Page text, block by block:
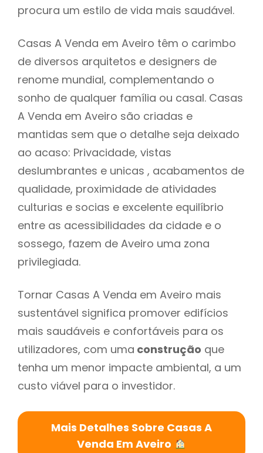
procura um estilo de vida mais saudável.
Casas A Venda em Aveiro têm o carimbo
de diversos arquitetos e designers de
renome mundial, complementando o
sonho de qualquer família ou casal. Casas
A Venda em Aveiro são criadas e
mantidas sem que o detalhe seja deixado
ao acaso: Privacidade, vistas
deslumbrantes e unicas , acabamentos de
qualidade, proximidade de atividades
culturias e socias e excelente equilíbrio
entre as acessibilidades da cidade e o
sossego, fazem de Aveiro uma zona
privilegiada.
Tornar Casas A Venda em Aveiro mais
sustentável significa promover edifícios
mais saudáveis e confortáveis para os
utilizadores, com uma construção que
tenha um menor impacte ambiental, a um
custo viável para o investidor.
Mais Detalhes Sobre Casas A
Venda Em Aveiro